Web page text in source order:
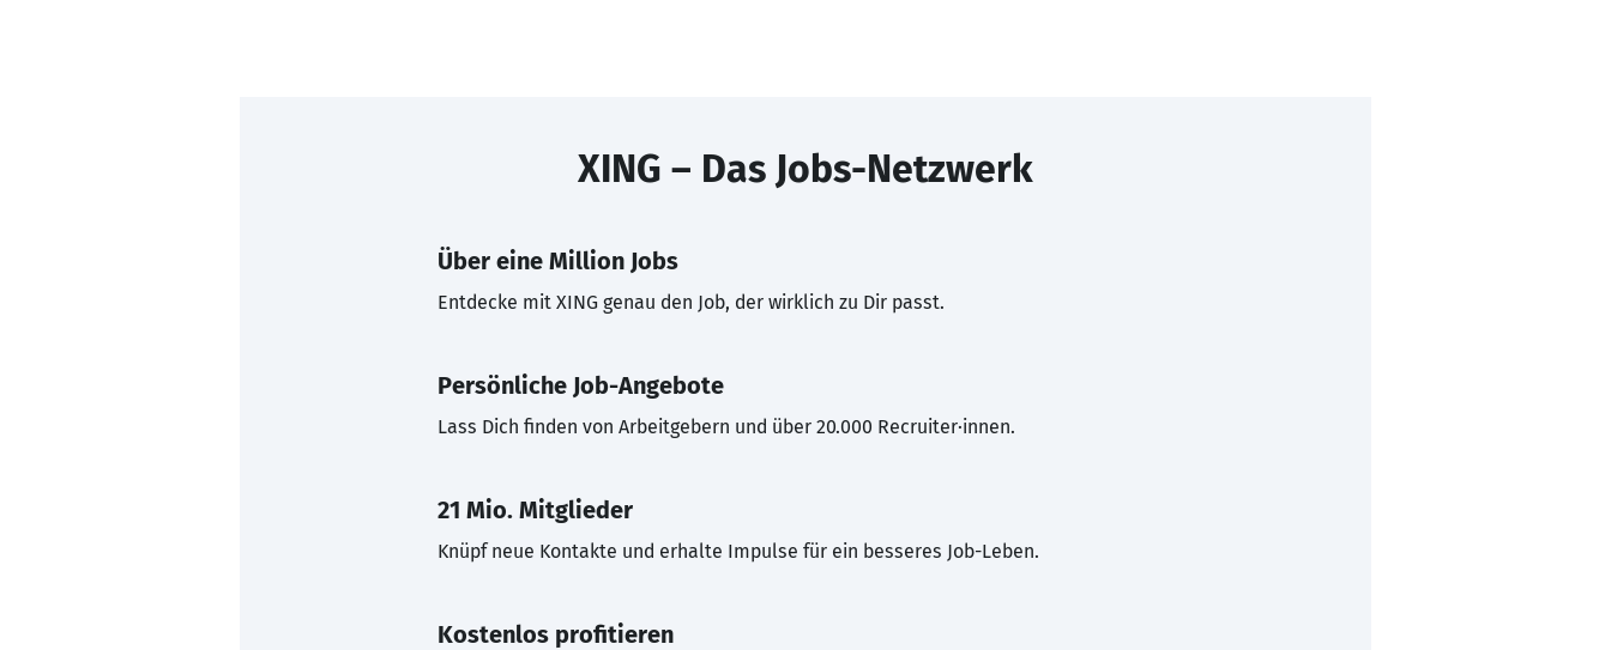
XING – Das Jobs-Netzwerk
Über eine Million Jobs
Entdecke mit XING genau den Job, der wirklich zu Dir passt.
Persönliche Job-Angebote
Lass Dich finden von Arbeitgebern und über 20.000 Recruiter·innen.
21 Mio. Mitglieder
Knüpf neue Kontakte und erhalte Impulse für ein besseres Job-Leben.
Kostenlos profitieren